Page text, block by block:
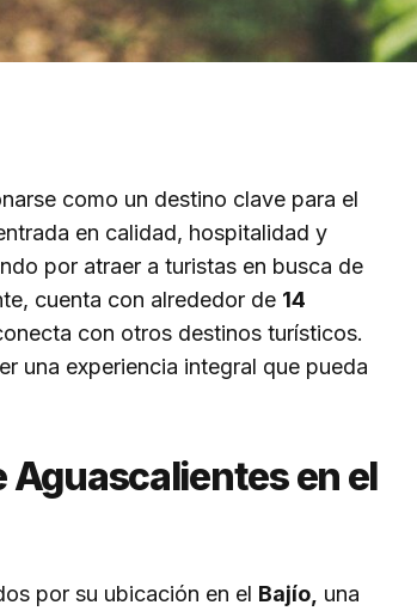
como un destino clave para el
en calidad, hospitalidad y
por atraer a turistas en busca de
cuenta con alrededor de 14
con otros destinos turísticos.
una experiencia integral que pueda
en el
por su ubicación en el Bajío, una